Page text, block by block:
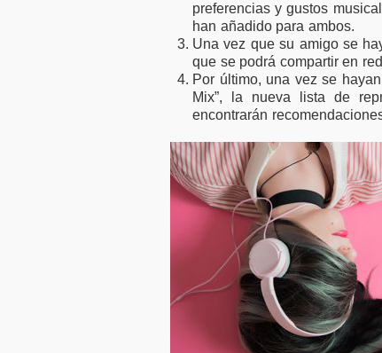
preferencias y gustos
han añadido para ambos.
Una vez que su amigo se
que se podrá compartir en
Por último, una vez se
Mix”, la nueva lista de
encontrarán